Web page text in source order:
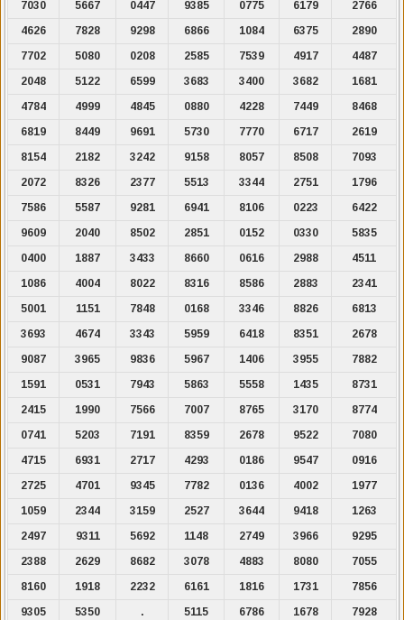
7030
5667 0447 9385 0775 6179
2766
4626
7828 9298 6866 1084 6375
2890
7702
5080 0208 2585 7539 4917
4487
2048
5122 6599 3683 3400 3682
1681
4784
4999 4845 0880 4228 7449
8468
6819
8449 9691 5730 7770 6717
2619
8154
2182 3242 9158 8057 8508
7093
2072
8326 2377 5513 3344 2751
1796
7586
5587 9281 6941 8106 0223
6422
9609
2040 8502 2851 0152 0330
5835
0400
1887 3433 8660 0616 2988
4511
1086
4004 8022 8316 8586 2883
2341
5001
1151 7848 0168 3346 8826
6813
3693
4674 3343 5959 6418 8351
2678
9087
3965 9836 5967 1406 3955
7882
1591
0531 7943 5863 5558 1435
8731
2415
1990 7566 7007 8765 3170
8774
0741
5203 7191 8359 2678 9522
7080
4715
6931 2717 4293 0186 9547
0916
2725
4701 9345 7782 0136 4002
1977
1059
2344 3159 2527 3644 9418
1263
2497
9311 5692 1148 2749 3966
9295
2388
2629 8682 3078 4883 8080
7055
8160
1918 2232 6161 1816 1731
7856
9305
5350 . 5115 6786 1678
7928